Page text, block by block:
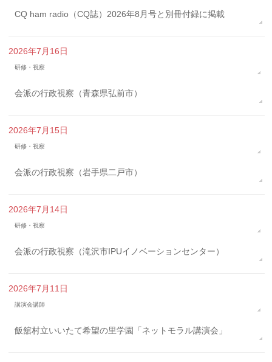
CQ ham radio（CQ誌）2026年8月号と別冊付録に掲載
2026年7月16日
研修・視察
会派の行政視察（青森県弘前市）
2026年7月15日
研修・視察
会派の行政視察（岩手県二戸市）
2026年7月14日
研修・視察
会派の行政視察（滝沢市IPUイノベーションセンター）
2026年7月11日
講演会講師
飯舘村立いいたて希望の里学園「ネットモラル講演会」